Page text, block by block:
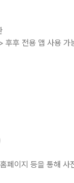
후후 전용 앱 사용 가
페이지 등을 통해 사